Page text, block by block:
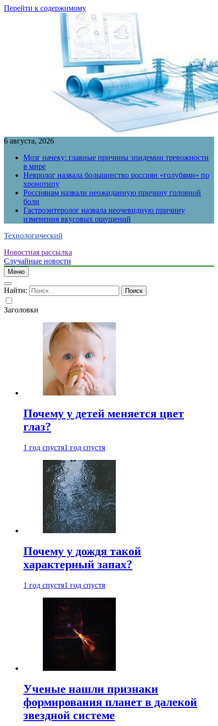
Перейти к содержимому
6 августа, 2026
Мозг начеку: главные причины эпидемии тревожности
в мире
Невролог назвала большинство россиян «голубями» по
хронотипу
Россиянам назвали неожиданную причину головной
боли
Гастроэнтеролог назвала неочевидную причину
изменения вкусовых ощущений
Технологический
Новостная рассылка
Случайные новости
Меню
Найти:
Заголовки
Почему у детей меняется цвет
глаз?
1 год спустя1 год спустя
Почему у дождя такой
характерный запах?
1 год спустя1 год спустя
Ученые нашли признаки
формирования планет в далекой
звездной системе